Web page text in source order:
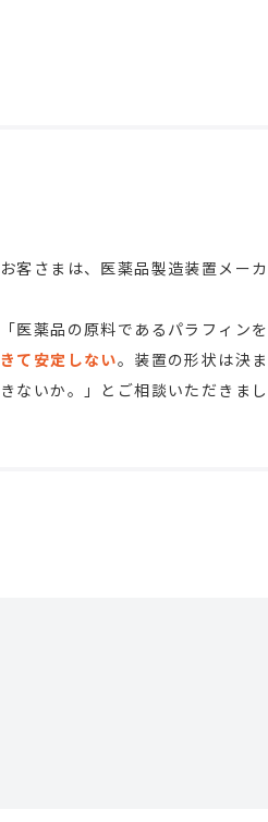
お客さまは、医薬品製造装置メーカ
「医薬品の原料であるパラフィン
きて安定しない。装置の形状は決
きないか。」とご相談いただきまし